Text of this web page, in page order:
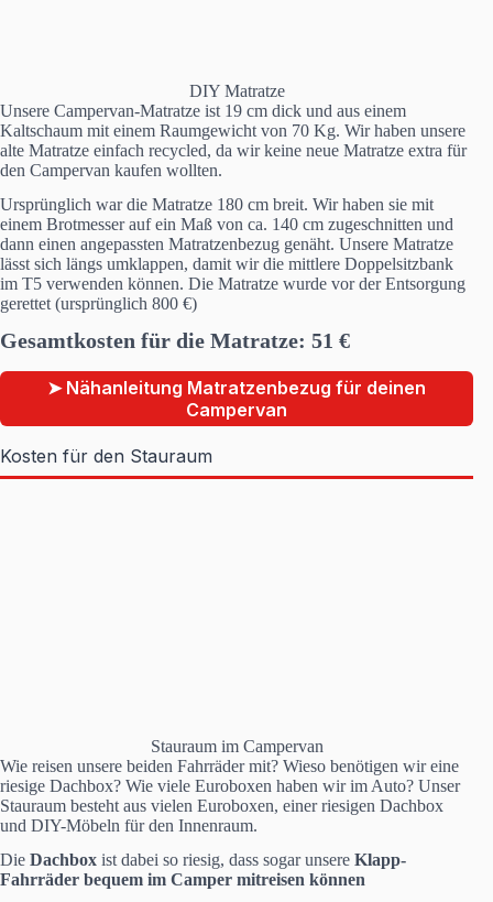
DIY Matratze
Unsere Campervan-Matratze ist 19 cm dick und aus einem
Kaltschaum mit einem Raumgewicht von 70 Kg. Wir haben unsere
alte Matratze einfach recycled, da wir keine neue Matratze extra für
den Campervan kaufen wollten.
Ursprünglich war die Matratze 180 cm breit. Wir haben sie mit
einem Brotmesser auf ein Maß von ca. 140 cm zugeschnitten und
dann einen angepassten Matratzenbezug genäht. Unsere Matratze
lässt sich längs umklappen, damit wir die mittlere Doppelsitzbank
im T5 verwenden können. Die Matratze wurde vor der Entsorgung
gerettet (ursprünglich 800 €)
Gesamtkosten für die Matratze: 51 €
➤ Nähanleitung Matratzenbezug für deinen
Campervan
Kosten für den Stauraum
Stauraum im Campervan
Wie reisen unsere beiden Fahrräder mit? Wieso benötigen wir eine
riesige Dachbox? Wie viele Euroboxen haben wir im Auto? Unser
Stauraum besteht aus vielen Euroboxen, einer riesigen Dachbox
und DIY-Möbeln für den Innenraum.
Die Dachbox ist dabei so riesig, dass sogar unsere Klapp-
Fahrräder bequem im Camper mitreisen können